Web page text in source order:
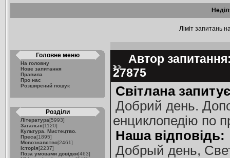
Ліміт запитань
Головне меню
На головну
Нове запитання
Правила
Про нас
Розширений пошук
Розділи
Література[5993]
Загальні[1120]
Культура. Мистецтво.
Преса[1895]
Мовознавство[2461]
Історія[2237]
Поза умовами довідки[463]
Автор
27875
Світлана
Добрий день.
енциклопедію по
Наша відповідь:
Добрый день,